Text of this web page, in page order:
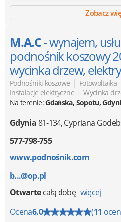
Zobacz
M.A.C- wynajem,
podnośnik koszowy
wycinka drzew,
Podnośniki koszowe | Fotowoltaika
Instalacje elektryczne | Wycinka
Na terenie:Gdańska, Sopotu,
Gdynia81-134,Cypriana
577-798-755
www.podnośnik.com
b...@op.pl
Otwartecałą dobę więcej
Ocena6.0 (11